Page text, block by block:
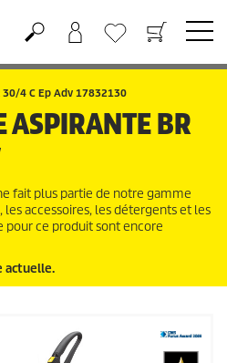
30/4 C Ep Adv 17832130
ASPIRANTEBR
fait plus partie de notre gamme
les accessoires, les détergents et les
pour ce produit sont encore
actuelle.